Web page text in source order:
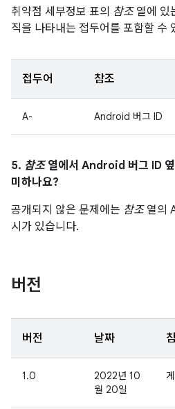
취약점 세부정보 표의 참조열에 있
직을 나타내는 접두어를 포함할 수
접두어 참조
A- Android 버그 ID
5. 참조열에서 Android 버그 ID 옆
미하나요?
공개되지 않은 문제에는 참조열의
시가 있습니다.
버전
버전 날짜
1.0
2022년 10
월 20일